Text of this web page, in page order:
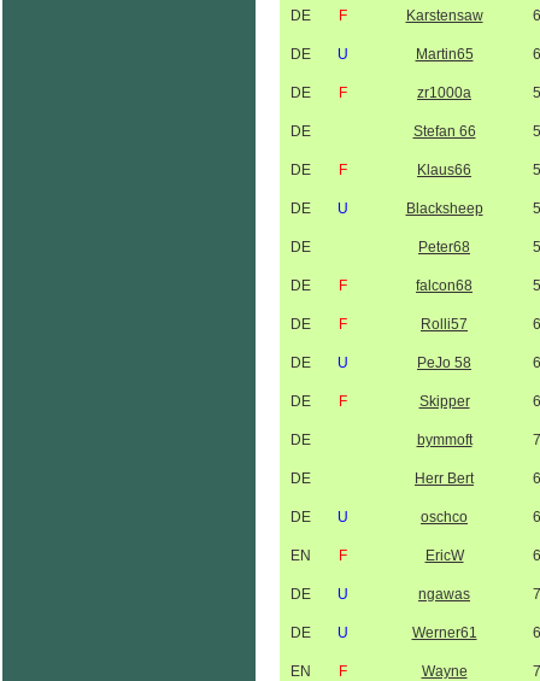
DE F Karstensaw
DE U Martin65
DE F zr1000a
DE Stefan 66
DE F Klaus66
DE U Blacksheep
DE Peter68
DE F falcon68
DE F Rolli57
DE U PeJo 58
DE F Skipper
DE bymmoft
DE Herr Bert
DE U oschco
EN F EricW
DE U ngawas
DE U Werner61
EN F Wayne